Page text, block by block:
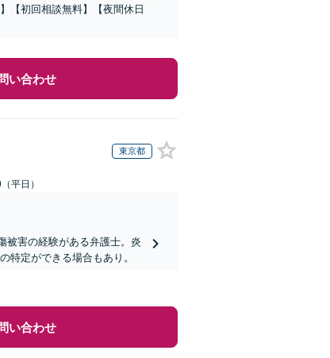
【初回相談無料】【夜間休日
い合わせ
東京都
平日）
被害の経験がある弁護士。炎
特定ができる場合もあり。
い合わせ